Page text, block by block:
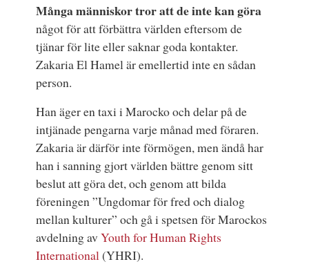
Många människor tror att de inte kan göra
något för att förbättra världen eftersom de
tjänar för lite eller saknar goda kontakter.
Zakaria El Hamel är emellertid inte en sådan
person.
Han äger en taxi i Marocko och delar på de
intjänade pengarna varje månad med föraren.
Zakaria är därför inte förmögen, men ändå har
han i sanning gjort världen bättre genom sitt
beslut att göra det, och genom att bilda
föreningen”Ungdomar för fred och dialog
mellan kulturer” och gå i spetsen för Marockos
avdelning avYouth for Human Rights
International (YHRI).